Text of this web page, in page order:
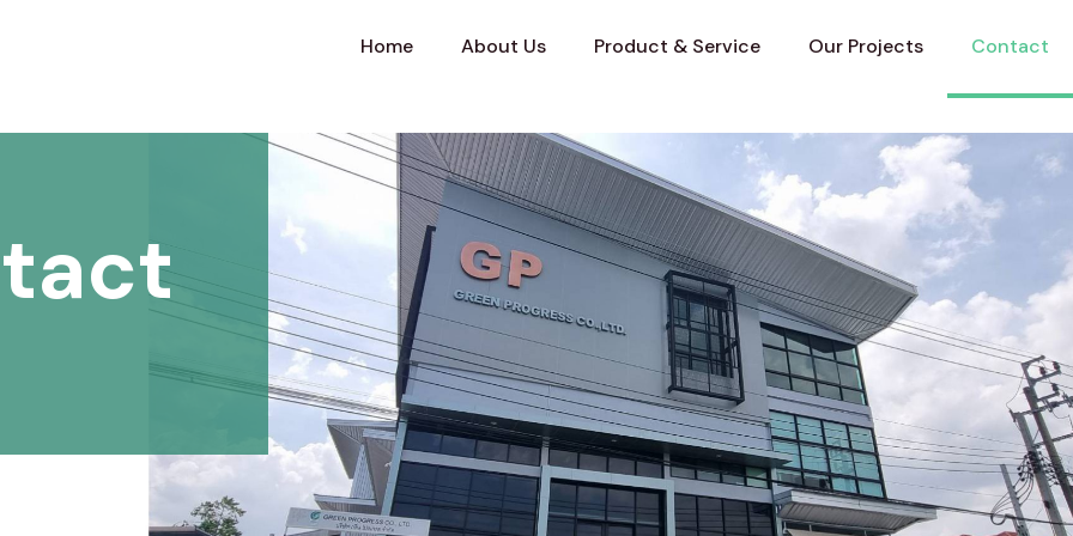
Home About Us Product & Service Our Projects Contact